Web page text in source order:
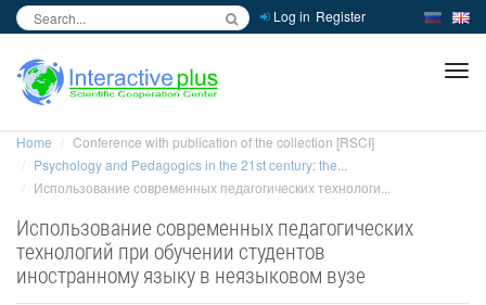
Log in Register
Home
Conference with publication of the collection [RSCI]
Psychology and Pedagogics in the 21st century: the...
Использование современных педагогических технологи...
Использование современных педагогических
технологий при обучении студентов
иностранному языку в неязыковом вузе